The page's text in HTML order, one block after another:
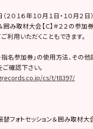
２０１６年１０月１日・１０月２
囲み取材大会【Ｃ】＃２２の参加
利用いただくこともできます。
名参加券」の使用方法、その他
確認下さい。
cs/t/t8397/
フォトセッション＆囲み取材大